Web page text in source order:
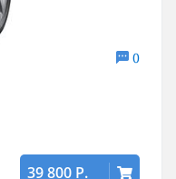
0
39 800 Р.